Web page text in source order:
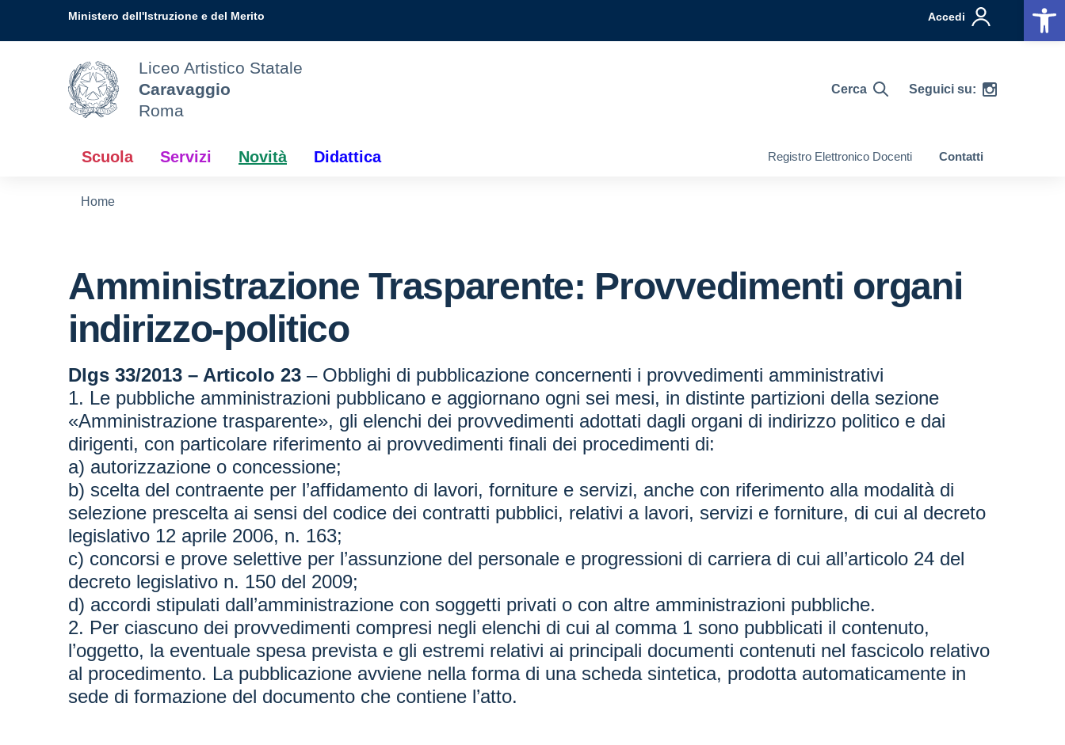
Ministero dell'Istruzione e del Merito Accedi
Liceo Artistico Statale
Caravaggio
Roma
Cerca Seguici su:
Scuola Servizi Novità Didattica Registro Elettronico Docenti Contatti
Home
Amministrazione Trasparente: Provvedimenti organi
indirizzo-politico
Dlgs 33/2013 – Articolo 23 – Obblighi di pubblicazione concernenti i provvedimenti amministrativi
1. Le pubbliche amministrazioni pubblicano e aggiornano ogni sei mesi, in distinte partizioni della sezione
«Amministrazione trasparente», gli elenchi dei provvedimenti adottati dagli organi di indirizzo politico e dai
dirigenti, con particolare riferimento ai provvedimenti finali dei procedimenti di:
a) autorizzazione o concessione;
b) scelta del contraente per l’affidamento di lavori, forniture e servizi, anche con riferimento alla modalità di
selezione prescelta ai sensi del codice dei contratti pubblici, relativi a lavori, servizi e forniture, di cui al decreto
legislativo 12 aprile 2006, n. 163;
c) concorsi e prove selettive per l’assunzione del personale e progressioni di carriera di cui all’articolo 24 del
decreto legislativo n. 150 del 2009;
d) accordi stipulati dall’amministrazione con soggetti privati o con altre amministrazioni pubbliche.
2. Per ciascuno dei provvedimenti compresi negli elenchi di cui al comma 1 sono pubblicati il contenuto,
l’oggetto, la eventuale spesa prevista e gli estremi relativi ai principali documenti contenuti nel fascicolo relativo
al procedimento. La pubblicazione avviene nella forma di una scheda sintetica, prodotta automaticamente in
sede di formazione del documento che contiene l’atto.